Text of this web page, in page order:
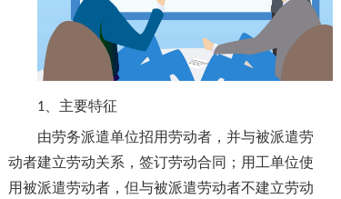
1 、主要特征
由劳务派遣单位招用劳动者，并与被派遣劳
动者建立劳动关系，签订劳动合同；用工单位使
用被派遣劳动者，但与被派遣劳动者不建立劳动